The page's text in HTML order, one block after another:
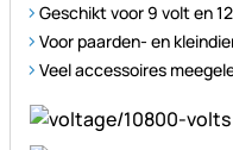
Geschikt voor 9 volt en
Voor paarden- en
Veel accessoires